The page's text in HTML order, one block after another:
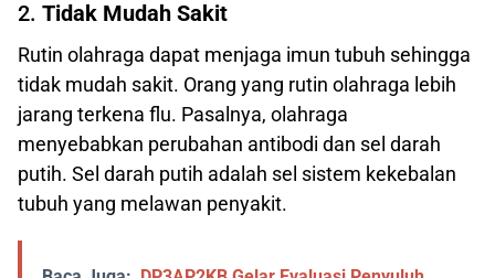
2. Tidak Mudah Sakit
Rutin olahraga dapat menjaga imun tubuh sehingga
tidak mudah sakit. Orang yang rutin olahraga lebih
jarang terkena flu. Pasalnya, olahraga
menyebabkan perubahan antibodi dan sel darah
putih. Sel darah putih adalah sel sistem kekebalan
tubuh yang melawan penyakit.